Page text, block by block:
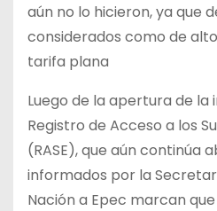
aún no lo hicieron, ya que
considerados como de
tarifa plana
Luego de la apertura de la
Registro de Acceso a los
(RASE), que aún continúa
informados por la
Nación a Epec marcan